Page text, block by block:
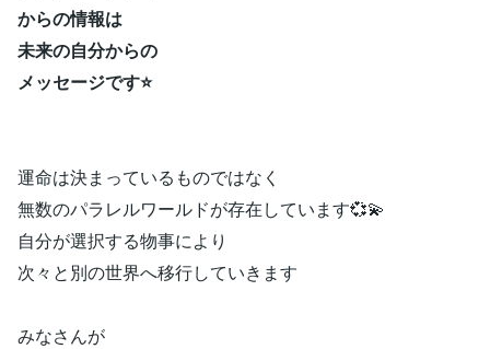
からの情報は
未来の自分からの
メッセージです⭐
運命は決まっているものではなく
無数のパラレルワールドが存在しています💞💫
自分が選択する物事により
次々と別の世界へ移行していきます
みなさんが